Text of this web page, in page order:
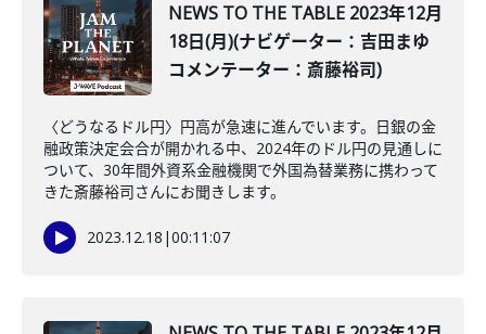
NEWS TO THE TABLE 2023年12月
18日(月)(ナビゲーター：吉田まゆ
コメンテーター：斎藤裕司)
〈どうなるドル円〉円高が急速に進んでいます。日銀の金
融政策決定会合が開かれる中、2024年のドル円の見通しに
ついて、30年間外資系金融機関で外国為替業務に携わって
きた斎藤裕司さんにお聞きします。
2023.12.18 |00:11:07